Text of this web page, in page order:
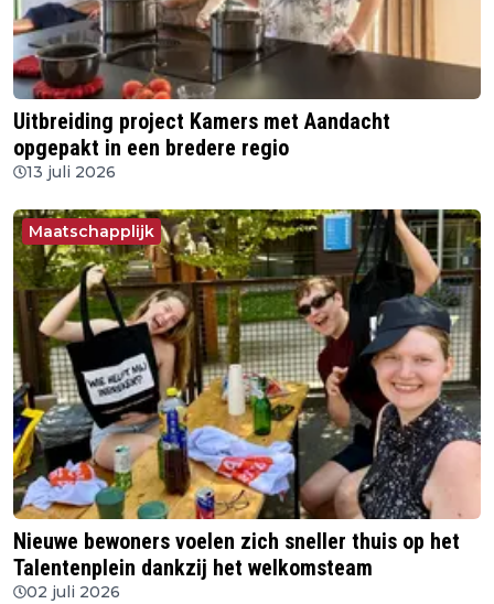
Uitbreiding project Kamers met Aandacht
opgepakt in een bredere regio
13 juli 2026
Maatschapplijk
Nieuwe bewoners voelen zich sneller thuis op het
Talentenplein dankzij het welkomsteam
02 juli 2026